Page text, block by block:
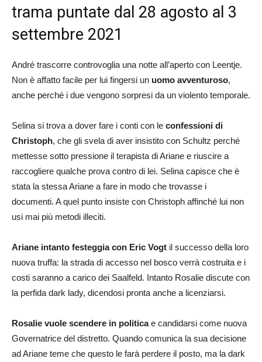
trama puntate dal 28 agosto al 3
settembre 2021
André trascorre controvoglia una notte all’aperto con Leentje.
Non è affatto facile per lui fingersi un uomo avventuroso,
anche perché i due vengono sorpresi da un violento temporale.
Selina si trova a dover fare i conti con le confessioni di
Christoph, che gli svela di aver insistito con Schultz perché
mettesse sotto pressione il terapista di Ariane e riuscire a
raccogliere qualche prova contro di lei. Selina capisce che è
stata la stessa Ariane a fare in modo che trovasse i
documenti. A quel punto insiste con Christoph affinché lui non
usi mai più metodi illeciti.
Ariane intanto festeggia con Eric Vogt il successo della loro
nuova truffa: la strada di accesso nel bosco verrà costruita e i
costi saranno a carico dei Saalfeld. Intanto Rosalie discute con
la perfida dark lady, dicendosi pronta anche a licenziarsi.
Rosalie vuole scendere in politicae candidarsi come nuova
Governatrice del distretto. Quando comunica la sua decisione
ad Ariane teme che questo le farà perdere il posto, ma la dark